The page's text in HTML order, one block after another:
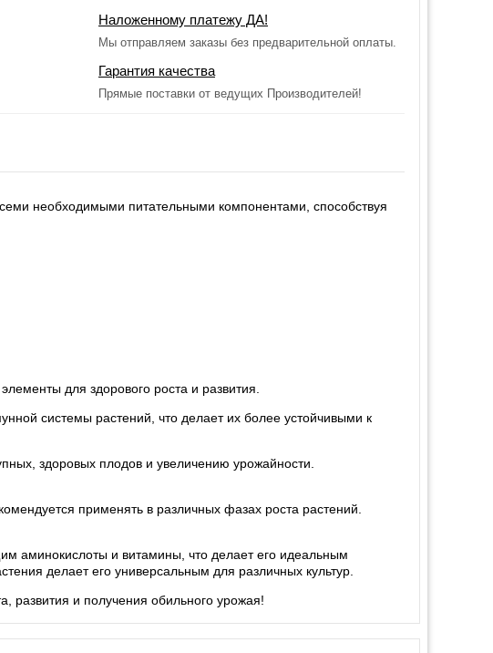
Наложенному платежу ДА!
Мы отправляем заказы без предварительной оплаты.
Гарантия качества
Прямые поставки от ведущих Производителей!
необходимыми питательными компонентами, способствуя
для здорового роста и развития.
системы растений, что делает их более устойчивыми к
здоровых плодов и увеличению урожайности.
применять в различных фазах роста растений.
аминокислоты и витамины, что делает его идеальным
делает его универсальным для различных культур.
и получения обильного урожая!